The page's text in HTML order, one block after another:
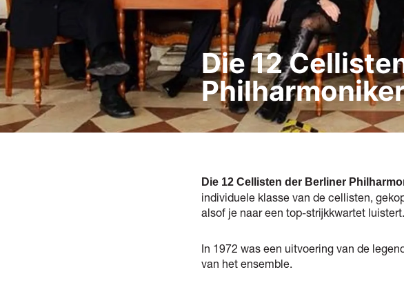
Die 12
Die 12 Cellisten der Berliner
individuele klasse van de cellisten,
alsof je naar een top-strijkkwartet luistert.
In 1972 was een uitvoering van de
van het ensemble.